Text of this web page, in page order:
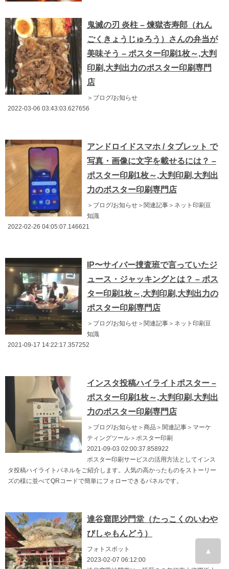
鬼滅の刃 炎柱 – 煉獄杏寿郎（れん
ごくきょうじゅろう）さんの弁当が
美味そう – ポスター印刷1枚～,大判
印刷,大判出力のポスター印刷専門
店
＞ブログ/お知らせ
2022-03-06 03:43:03.627656
アンドロイドスマホ / タブレット で
写真・画像に文字を載せるには？ –
ポスター印刷1枚～,大判印刷,大判出
力のポスター印刷専門店
＞ブログ/お知らせ＞関連記事＞ネット印刷豆
知識
2022-02-26 04:05:07.146621
IP〜サイバー捜査班で言っていたジ
ュース・ジャッキングとは？ – ポス
ター印刷1枚～,大判印刷,大判出力の
ポスター印刷専門店
＞ブログ/お知らせ＞関連記事＞ネット印刷豆
知識
2021-09-17 14:22:17.357252
インスタ投稿ハイライトポスター –
ポスター印刷1枚～,大判印刷,大判出
力のポスター印刷専門店
＞ブログ/お知らせ＞商品＞関連記事＞マーケ
ティングツール＞ポスター印刷
2021-09-03 02:00:37.858922
ポスター印刷サービスの活用方法としてインス
タ投稿ハイライトパネルをご紹介します。人気の高かったものをストーリー
ズの様に並べてQRコードで簡単にフォローできるパネルです。
達谷窟毘沙門堂（たっこくのいわや
びしゃもんどう）
フォトスポット
2023-02-07 06:12:00
▲